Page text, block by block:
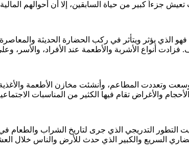
الحياة، فهو الذي يؤثر ويتأثر في ركب الحضارة الحديثة
وتعددت المطاعم، وأنشئت مخازن الأطعمة والأغذية
حياة الأولين، وعاصرت وشاهدت العقود الماضية من هذا القرن (15هـ/ 20ـ21م)، ورأيت التطور